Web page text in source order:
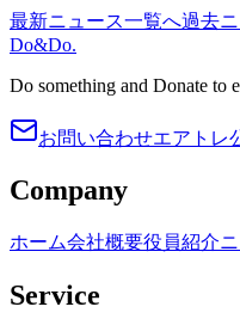
最新ニュース一覧へ過去
Do&Do.
Do something and Donate to
お問い合わせエアトレ
Company
ホーム会社概要役員紹介
Service